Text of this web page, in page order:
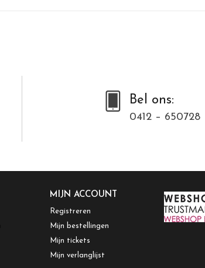
Bel ons:
0412 – 650728
MIJN ACCOUNT
Registreren
Mijn bestellingen
Mijn tickets
Mijn verlanglijst